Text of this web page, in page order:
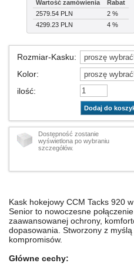
Wartość zamówienia
Rabat
2579.54 PLN
2 %
4299.23 PLN
4 %
Rozmiar-Kasku:
Kolor:
ilość:
Dodaj do
Dostępność zostanie
wyświetlona po wybraniu
szczegółów.
Kask hokejowy CCM Tacks 920
Senior to nowoczesne połączenie
zaawansowanej ochrony,
dopasowania. Stworzony z
kompromisów.
Główne cechy: